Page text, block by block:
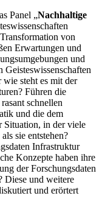
Panel „Nachhaltige
von
Erwartungen und
und
steht es mit der
Führen die
schnellen
und die dem
Situation, in der viele
sie entstehen?
Infrastruktur
Konzepte haben ihre
der Forschungsdaten
Diese und weitere
und erörtert